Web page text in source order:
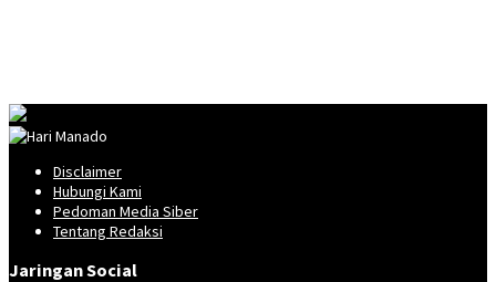
Disclaimer
Hubungi Kami
Pedoman Media Siber
Tentang Redaksi
Jaringan Social